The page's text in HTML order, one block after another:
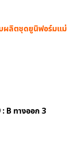
ผลิตชุดยูนิฟอร์มแม่
B ทางออก 3